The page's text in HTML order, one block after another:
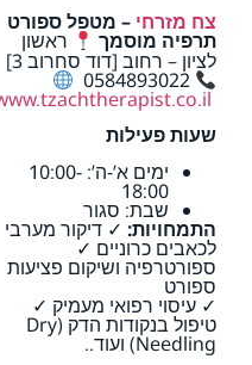
צח מזרחי – מטפל ספורט
תרפיה מוסמך ראשון
לציון – רחוב [דוד סחרוב 3]
0584893022
שעות פעילות
ימים א’-ה’: 10:00-
18:00
שבת: סגור
התמחויות: ✓ דיקור מערבי
לכאבים כרוניים ✓
ספורטרפיה ושיקום פציעות
ספורט
✓ עיסוי רפואי מעמיק ✓
טיפול בנקודות הדק (Dry
Needling) ועוד..